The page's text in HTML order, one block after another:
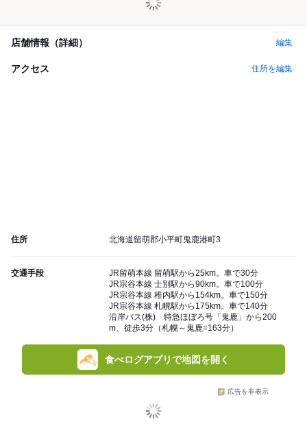
店舗情報（詳細） 編集
アクセス 住所を編集
住所 北海道留萌郡小平町鬼鹿港町3
交通手段
JR留萌本線 留萌駅から25km。車で30分
JR宗谷本線 士別駅から90km。車で100分
JR宗谷本線 稚内駅から154km。車で150分
JR宗谷本線 札幌駅から175km。車で140分
沿岸バス(株) 特急ほぼろ号「鬼鹿」から200
m、徒歩3分（札幌～鬼鹿=163分）
食べログアプリで地図を開く
広告を非表示